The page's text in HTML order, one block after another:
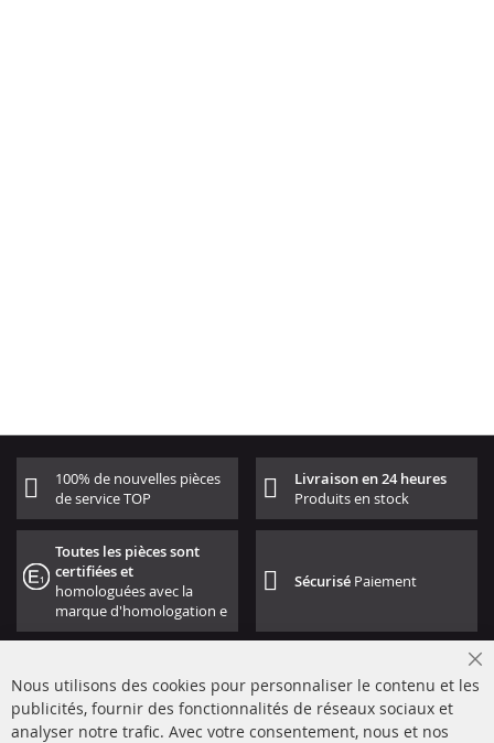
100% de nouvelles pièces
de service TOP
Livraison en 24 heures
Produits en stock
Toutes les pièces sont
certifiées et
homologuées avec la
marque d'homologation e
Sécurisé Paiement
Nous utilisons des cookies pour personnaliser le contenu et les
publicités, fournir des fonctionnalités de réseaux sociaux et
analyser notre trafic. Avec votre consentement, nous et nos